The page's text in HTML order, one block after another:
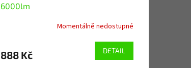
6000lm
Momentálně nedostupné
888 Kč DETAIL